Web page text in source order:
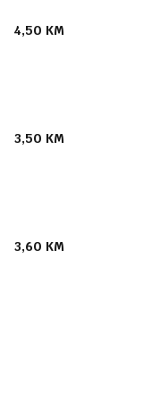
4,50 KM
3,50 KM
3,60 KM